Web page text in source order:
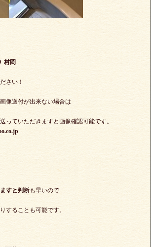
村岡
さい！
像送付が出来ない場合は
っていただきますと画像確認可能です。
すと判 断も早いので
することも可能です。